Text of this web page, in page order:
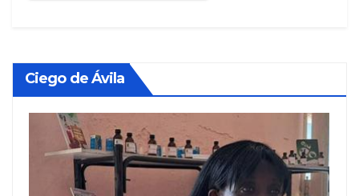
Ciego de Ávila